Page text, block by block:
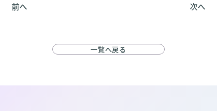
前へ 次へ
一覧へ戻る